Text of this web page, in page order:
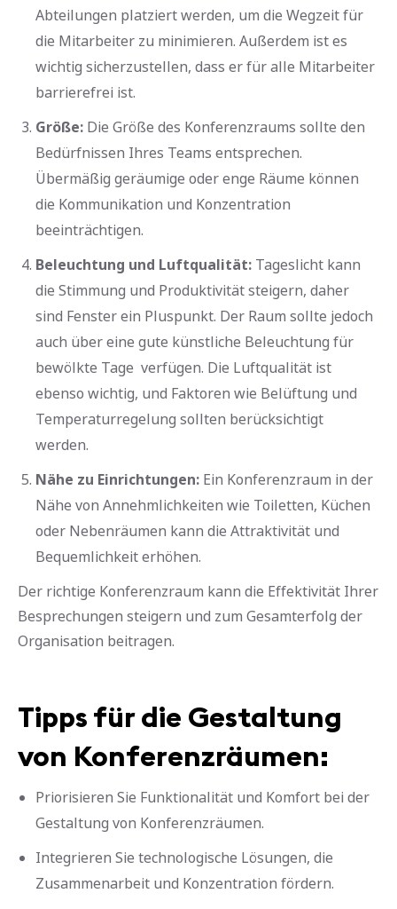
Abteilungen platziert werden, um die Wegzeit für
die Mitarbeiter zu minimieren. Außerdem ist es
wichtig sicherzustellen, dass er für alle Mitarbeiter
barrierefrei ist.
Größe: Die Größe des Konferenzraums sollte den
Bedürfnissen Ihres Teams entsprechen.
Übermäßig geräumige oder enge Räume können
die Kommunikation und Konzentration
beeinträchtigen.
Beleuchtung und Luftqualität: Tageslicht kann
die Stimmung und Produktivität steigern, daher
sind Fenster ein Pluspunkt. Der Raum sollte jedoch
auch über eine gute künstliche Beleuchtung für
bewölkte Tage verfügen. Die Luftqualität ist
ebenso wichtig, und Faktoren wie Belüftung und
Temperaturregelung sollten berücksichtigt
werden.
Nähe zu Einrichtungen: Ein Konferenzraum in der
Nähe von Annehmlichkeiten wie Toiletten, Küchen
oder Nebenräumen kann die Attraktivität und
Bequemlichkeit erhöhen.
Der richtige Konferenzraum kann die Effektivität Ihrer
Besprechungen steigern und zum Gesamterfolg der
Organisation beitragen.
Tipps für die Gestaltung
von Konferenzräumen:
Priorisieren Sie Funktionalität und Komfort bei der
Gestaltung von Konferenzräumen.
Integrieren Sie technologische Lösungen, die
Zusammenarbeit und Konzentration fördern.